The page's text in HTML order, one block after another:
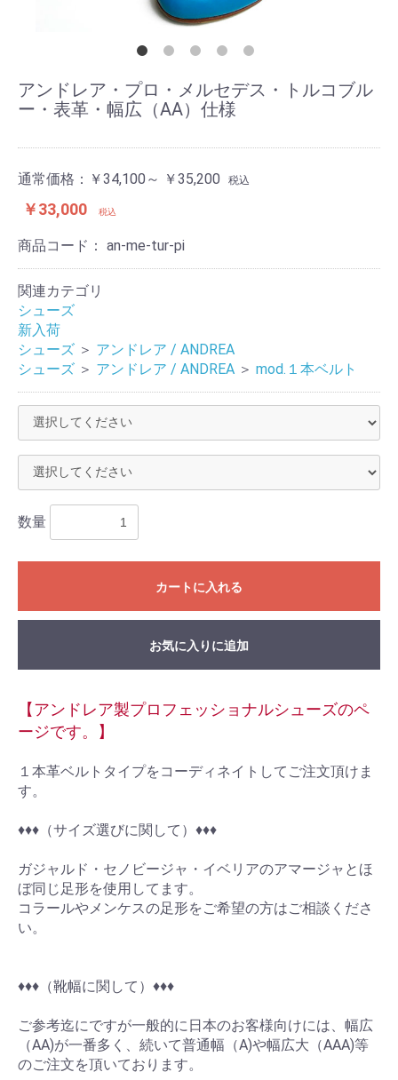
アンドレア・プロ・メルセデス・トルコブル
ー・表革・幅広（AA）仕様
通常価格： ￥34,100～ ￥35,200 税込
￥33,000 税込
商品コード： an-me-tur-pi
関連カテゴリ
シューズ
新入荷
シューズ ＞ アンドレア / ANDREA
シューズ ＞ アンドレア / ANDREA ＞ mod.１本ベルト
数量
カートに入れる
お買い物を続ける
お気に入りに追加
【アンドレア製プロフェッショナルシューズのペ
ージです。】
１本革ベルトタイプをコーディネイトしてご注文頂けま
す。
♦︎♦︎♦︎（サイズ選びに関して）♦︎♦︎♦︎
ガジャルド・セノビージャ・イベリアのアマージャとほ
ぼ同じ足形を使用してます。
コラールやメンケスの足形をご希望の方はご相談くださ
い。
♦︎♦︎♦︎（靴幅に関して）♦︎♦︎♦︎
ご参考迄にですが一般的に日本のお客様向けには、幅広
（AA)が一番多く、続いて普通幅（A)や幅広大（AAA)等
のご注文を頂いております。